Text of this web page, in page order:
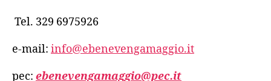
Tel. 329 6975926
e-mail: info@ebenevengamaggio.it
pec: ebenevengamaggio@pec.it